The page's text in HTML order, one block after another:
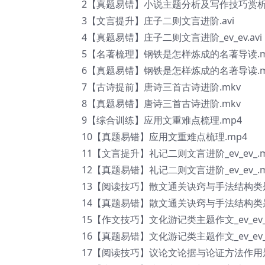
2【真题易错】小说主题分析及写作技巧赏
3【文言提升】庄子二则文言进阶.avi
4【真题易错】庄子二则文言进阶_ev_ev.avi
5【名著梳理】钢铁是怎样炼成的名著导读
6【真题易错】钢铁是怎样炼成的名著导读
7【古诗提前】唐诗三首古诗进阶.mkv
8【真题易错】唐诗三首古诗进阶.mkv
9【综合训练】应用文重难点梳理.mp4
10【真题易错】应用文重难点梳理.mp4
11【文言提升】礼记二则文言进阶
12【真题易错】礼记二则文言进阶
13【阅读技巧】散文通关诀窍与手法结构
14【真题易错】散文通关诀窍与手法结构
15【作文技巧】文化游记类主题作文
16【真题易错】文化游记类主题作文
17【阅读技巧】议论文论据与论证方法作用